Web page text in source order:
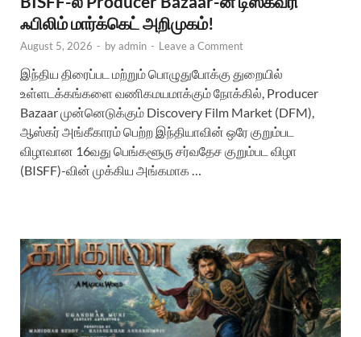
ஃபிலிம் மார்க்கெட் அறிமுகம்!
August 5, 2026 - byadmin - Leave a Comment
இந்திய திரைப்பட மற்றும் பொழுதுபோக்கு துறையில்
உள்ளடக்கங்களை வணிகமயமாக்கும் நோக்கில், Producer
Bazaar முன்னெடுக்கும் Discovery Film Market (DFM),
ஆஸ்கர் அங்கீகாரம் பெற்ற இந்தியாவின் ஒரே குறும்பட
விழாவான 16வது பெங்களூரு சர்வதேச குறும்பட விழா
(BISFF)-வின் முக்கிய அங்கமாக …